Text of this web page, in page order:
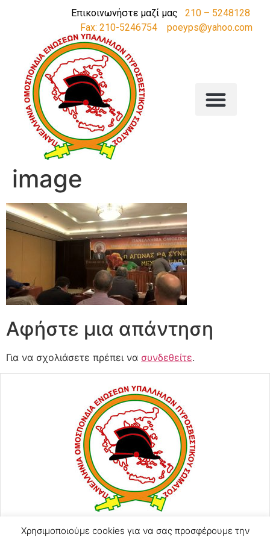
Επικοινωνήστε μαζί μας 210 – 5248128
Fax: 210-5246754
poeyps@yahoo.com
image
Αφήστε μια απάντηση
Για να σχολιάσετε πρέπει να συνδεθείτε.
ΑΓΙΟΥ ΚΩΝΣΤΑΝΤΙΝΟΥ 57
Χρησιμοποιούμε cookies για να σας προσφέρουμε την